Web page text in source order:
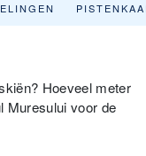
Hoeveel meter
Muresului voor de